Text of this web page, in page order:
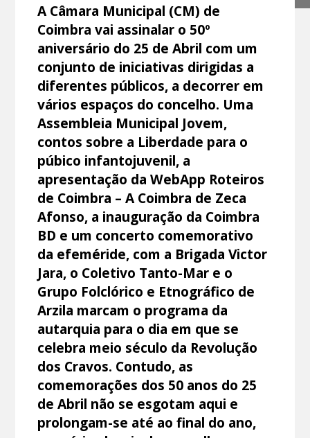
A Câmara Municipal (CM) de
Coimbra vai assinalar o 50º
aniversário do 25 de Abril com um
conjunto de iniciativas dirigidas a
diferentes públicos, a decorrer em
vários espaços do concelho. Uma
Assembleia Municipal Jovem,
contos sobre a Liberdade para o
púbico infantojuvenil, a
apresentação da WebApp Roteiros
de Coimbra – A Coimbra de Zeca
Afonso, a inauguração da Coimbra
BD e um concerto comemorativo
da efeméride, com a Brigada Victor
Jara, o Coletivo Tanto-Mar e o
Grupo Folclórico e Etnográfico de
Arzila marcam o programa da
autarquia para o dia em que se
celebra meio século da Revolução
dos Cravos. Contudo, as
comemorações dos 50 anos do 25
de Abril não se esgotam aqui e
prolongam-se até ao final do ano,